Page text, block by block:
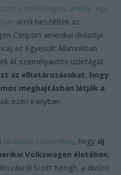
a Volkswagen, amikor egy
arról beszéltek az
Csoport amerikai divíziója
az Egyesült Államokban
át személyautós üzletágát.
az elhatározásukat, hogy
meghajtásban látják a
ezen irányban
hivatalos közlemény, hogy új
Volkswagen életében,
Scott Keogh, a divízió